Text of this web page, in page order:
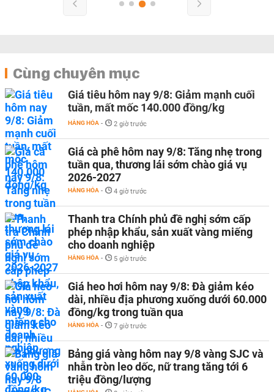
Cùng chuyên mục
Giá tiêu hôm nay 9/8: Giảm mạnh cuối
tuần, mất mốc 140.000 đồng/kg
HÀNG HÓA - 2 giờ trước
Giá cà phê hôm nay 9/8: Tăng nhẹ trong
tuần qua, thương lái sớm chào giá vụ
2026-2027
HÀNG HÓA - 4 giờ trước
Thanh tra Chính phủ đề nghị sớm cấp
phép nhập khẩu, sản xuất vàng miếng
cho doanh nghiệp
HÀNG HÓA - 5 giờ trước
Giá heo hơi hôm nay 9/8: Đà giảm kéo
dài, nhiều địa phương xuống dưới 60.000
đồng/kg trong tuần qua
HÀNG HÓA - 7 giờ trước
Bảng giá vàng hôm nay 9/8 vàng SJC và
nhẫn tròn leo dốc, nữ trang tăng tới 6
triệu đồng/lượng